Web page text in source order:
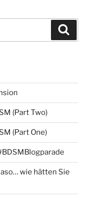
(Part Two)
(Part One)
wie hätten Sie